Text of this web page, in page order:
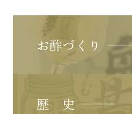
お酢づくり
歴 史